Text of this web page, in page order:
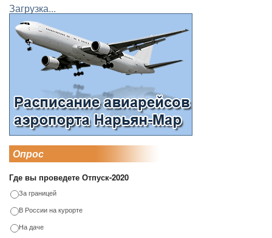
Загрузка...
Опрос
Где вы проведете Отпуск-2020
За границей
В России на курорте
На даче